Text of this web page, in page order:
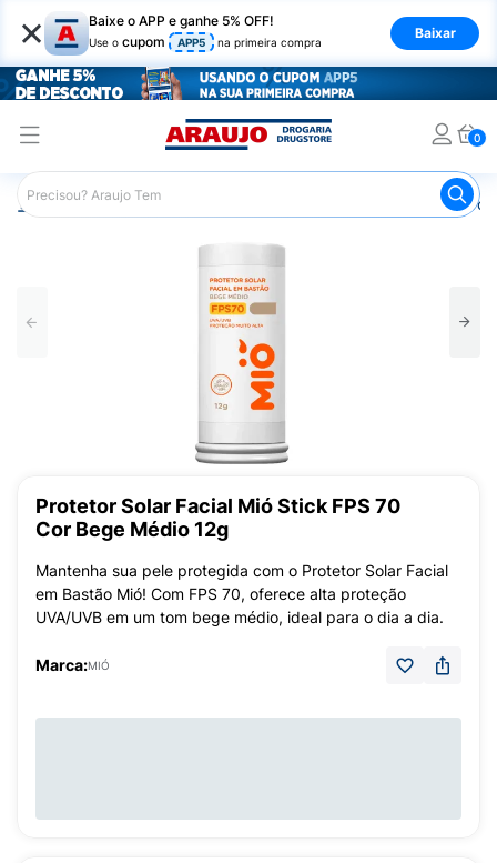
× Baixe o APP e ganhe 5% OFF!
Use o cupom APP5 na primeira compra
Baixar
0
Araujo Beleza e Cuidados
Protetor Solar Facial Mió Stick FPS 70
Cor Bege Médio 12g
Mantenha sua pele protegida com o Protetor Solar Facial
em Bastão Mió! Com FPS 70, oferece alta proteção
UVA/UVB em um tom bege médio, ideal para o dia a dia.
Marca:MIÓ